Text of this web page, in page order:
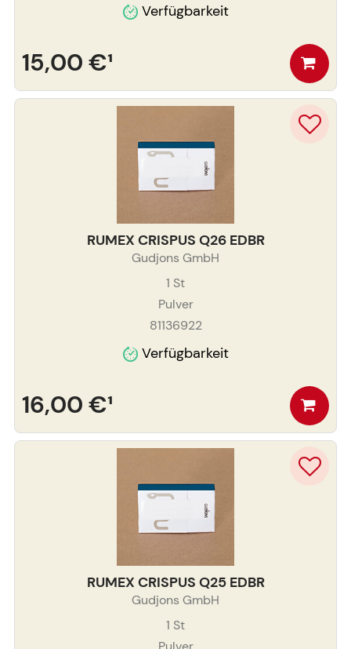
Verfügbarkeit
15,00 €¹
RUMEX CRISPUS Q26 EDBR
Gudjons GmbH
1 St
Pulver
81136922
Verfügbarkeit
16,00 €¹
RUMEX CRISPUS Q25 EDBR
Gudjons GmbH
1 St